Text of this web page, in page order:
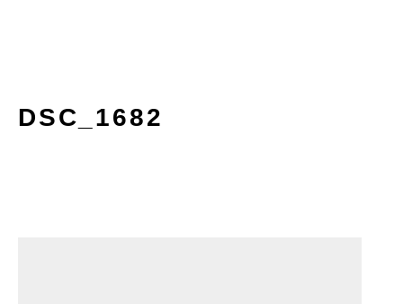
DSC_1682